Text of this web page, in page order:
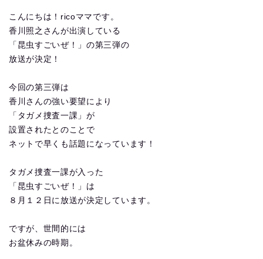
こんにちは！ricoママです。
香川照之さんが出演している
「昆虫すごいぜ！」の第三弾の
放送が決定！
今回の第三弾は
香川さんの強い要望により
「タガメ捜査一課」が
設置されたとのことで
ネットで早くも話題になっています！
タガメ捜査一課が入った
「昆虫すごいぜ！」は
８月１２日に放送が決定しています。
ですが、世間的には
お盆休みの時期。